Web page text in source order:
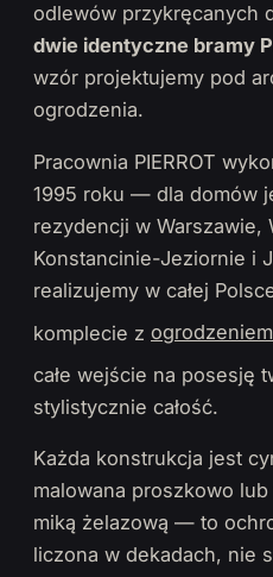
odlewów przykręcanych
dwie identyczne bramy
wzór projektujemy pod
ogrodzenia.
Pracownia PIERROT
1995 roku — dla domów
rezydencji w Warszawie,
Konstancinie-Jeziornie i
realizujemy w całej
komplecie z
całe wejście na posesję
stylistycznie całość.
Każda konstrukcja jest
malowana proszkowo
miką żelazową — to
liczona w dekadach, nie